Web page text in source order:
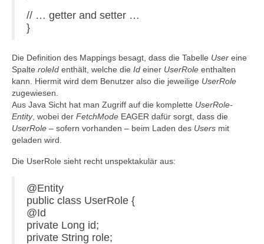
// … getter and setter …
}
Die Definition des Mappings besagt, dass die Tabelle User eine
Spalte roleId enthält, welche die Id einer UserRole enthalten
kann. Hiermit wird dem Benutzer also die jeweilige UserRole
zugewiesen.
Aus Java Sicht hat man Zugriff auf die komplette UserRole-
Entity, wobei der FetchMode EAGER dafür sorgt, dass die
UserRole – sofern vorhanden – beim Laden des Users mit
geladen wird.
Die UserRole sieht recht unspektakulär aus:
@Entity
public class UserRole {
@Id
private Long id;
private String role;